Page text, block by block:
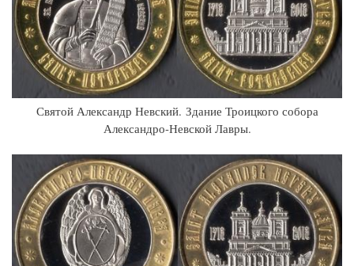
Святой Александр Невский. Здание Троицкого собора
Александро-Невской Лавры.